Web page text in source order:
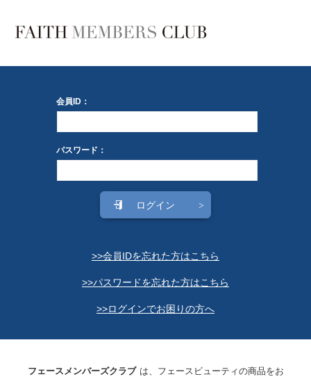
フェースメンバーズクラブ は、フェースビューティの商品をお
会員ID：
パスワード：
>>会員IDを忘れた方はこちら
>>パスワードを忘れた方はこちら
>>ログインでお困りの方へ